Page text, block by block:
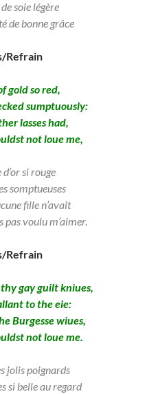
soie légère
de bonne grâce
Refrain
gold so red,
sumptuously:
lasses had,
not loue me,
si rouge
somptueuses
fille n’avait
pas voulu m’aimer.
Refrain
gay guilt kniues,
to the eie:
Burgesse wiues,
not loue me.
jolis poignards
si belle au regard